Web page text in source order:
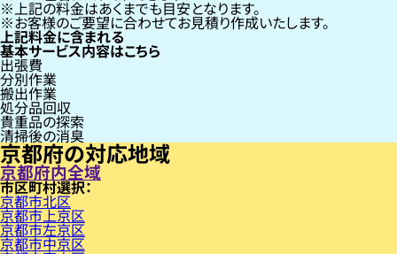
上記の料金はあくまでも目安となります。
お客様のご要望に合わせてお見積り作成いたします。
上記料金に含まれる
基本サービス内容はこちら
出張費
分別作業
搬出作業
処分品回収
貴重品の探索
清掃後の消臭
京都府の対応地域
京都府内全域
市区町村
京都市北区
京都市上京区
京都市左京区
京都市中京区